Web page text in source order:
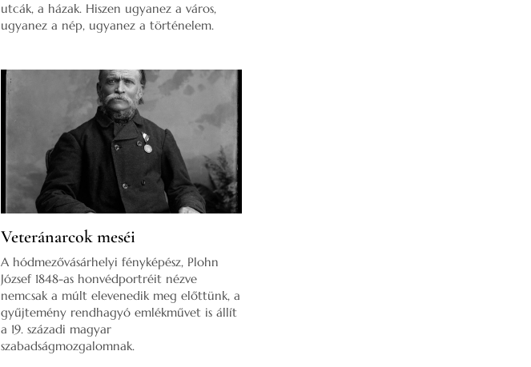
utcák, a házak. Hiszen ugyanez a város,
ugyanez a nép, ugyanez a történelem.
Veteránarcok meséi
A hódmezővásárhelyi fényképész, Plohn
József 1848-as honvédportréit nézve
nemcsak a múlt elevenedik meg előttünk, a
gyűjtemény rendhagyó emlékművet is állít
a 19. századi magyar
szabadságmozgalomnak.